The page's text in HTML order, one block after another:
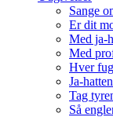
Sange
Er dit
Med ja-
Med
Hver
Ja-
Tag
Så